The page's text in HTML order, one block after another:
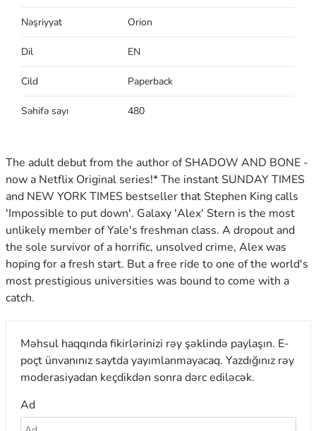
Nəşriyyat Orion
Dil EN
Cild Paperback
Səhifə sayı 480
The adult debut from the author of SHADOW AND BONE -
now a Netflix Original series!* The instant SUNDAY TIMES
and NEW YORK TIMES bestseller that Stephen King calls
'Impossible to put down'. Galaxy 'Alex' Stern is the most
unlikely member of Yale's freshman class. A dropout and
the sole survivor of a horrific, unsolved crime, Alex was
hoping for a fresh start. But a free ride to one of the world's
most prestigious universities was bound to come with a
catch.
Məhsul haqqında fikirlərinizi rəy şəklində paylaşın. E-
poçt ünvanınız saytda yayımlanmayacaq. Yazdığınız rəy
moderasiyadan keçdikdən sonra dərc ediləcək.
Ad